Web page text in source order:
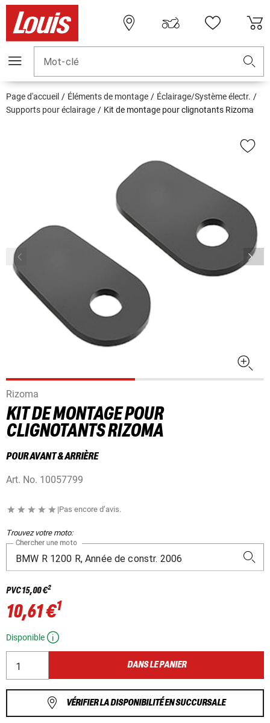
Mot-clé
Page d'accueil Éléments de montage
Éclairage/Système électr.
Supports pour éclairage
Kit de montage pour clignotants Rizoma
Rizoma
KIT DE MONTAGE POUR
CLIGNOTANTS RIZOMA
POUR AVANT & ARRIÈRE
Art. No. 10057799
|Pas encore d’avis.
Trouvez votre moto:
Chercher une moto
PVC15,00 €2
10,61 €1
Disponible
DANS LE PANIER
VÉRIFIER LA DISPONIBILITÉ EN SUCCURSALE